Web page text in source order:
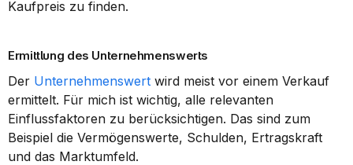
Kaufpreis zu finden.
Ermittlung des Unternehmenswerts
Der Unternehmenswert wird meist vor einem Verkauf
ermittelt. Für mich ist wichtig, alle relevanten
Einflussfaktoren zu berücksichtigen. Das sind zum
Beispiel die Vermögenswerte, Schulden, Ertragskraft
und das Marktumfeld.